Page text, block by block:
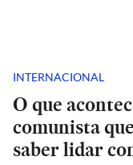
INTERNACIONAL
O que
comunista
saber lidar